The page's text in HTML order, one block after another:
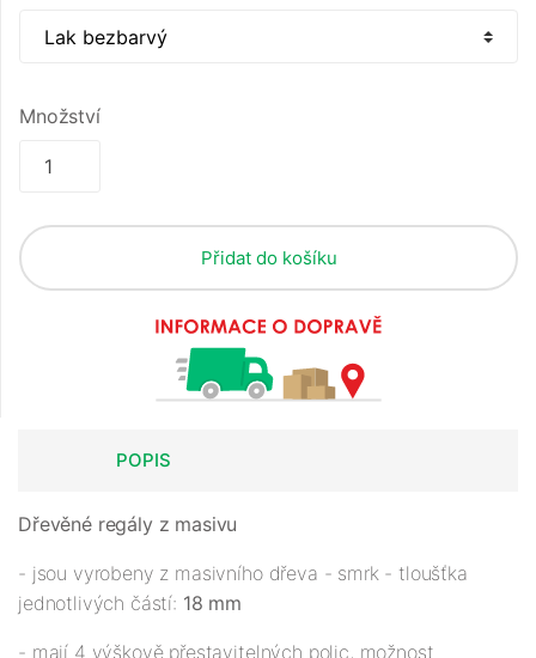
Množství
Přidat do košíku
POPIS
Dřevěné regály z masivu
- jsou vyrobeny z masivního dřeva - smrk - tloušťka
jednotlivých částí: 18 mm
- mají 4 výškově přestavitelných polic, možnost